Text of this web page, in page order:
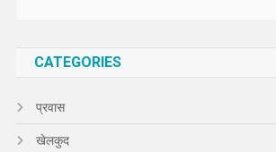
CATEGORIES
प्रवास
खेलकुद